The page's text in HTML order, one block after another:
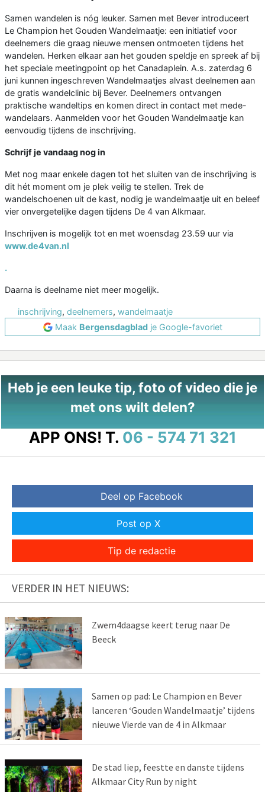
Samen wandelen is nóg leuker. Samen met Bever introduceert
Le Champion het Gouden Wandelmaatje: een initiatief voor
deelnemers die graag nieuwe mensen ontmoeten tijdens het
wandelen. Herken elkaar aan het gouden speldje en spreek af bij
het speciale meetingpoint op het Canadaplein. A.s. zaterdag 6
juni kunnen ingeschreven Wandelmaatjes alvast deelnemen aan
de gratis wandelclinic bij Bever. Deelnemers ontvangen
praktische wandeltips en komen direct in contact met mede-
wandelaars. Aanmelden voor het Gouden Wandelmaatje kan
eenvoudig tijdens de inschrijving.
Schrijf je vandaag nog in
Met nog maar enkele dagen tot het sluiten van de inschrijving is
dit hét moment om je plek veilig te stellen. Trek de
wandelschoenen uit de kast, nodig je wandelmaatje uit en beleef
vier onvergetelijke dagen tijdens De 4 van Alkmaar.
Inschrijven is mogelijk tot en met woensdag 23.59 uur via
www.de4van.nl
.
Daarna is deelname niet meer mogelijk.
inschrijving, deelnemers, wandelmaatje
Maak Bergensdagbladje Google-favoriet
Heb je een leuke tip, foto of video die je
met ons wilt delen?
APP ONS! T. 06 - 574 71 321
Deel op Facebook
Post op X
Tip de redactie
VERDER IN HET NIEUWS:
Zwem4daagse keert terug naar De
Beeck
Samen op pad: Le Champion en Bever
lanceren ‘Gouden Wandelmaatje’ tijdens
nieuwe Vierde van de 4 in Alkmaar
De stad liep, feestte en danste tijdens
Alkmaar City Run by night